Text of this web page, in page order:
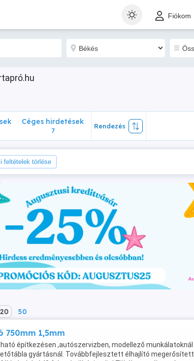
Fiókom
Céges hirdetések
7
Rendezés
feltételek törlése
20 50
750mm 1,5mm
építkezésen ,autószervizben, modellező munkálatoknál
gyártásnál. Továbbfejlesztett élhajlító megerősített